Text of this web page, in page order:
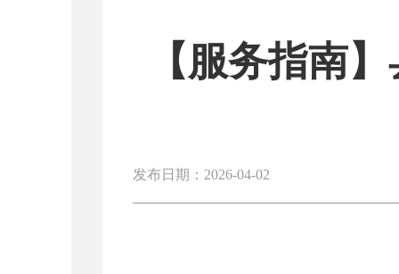
【服务指南
发布日期：2026-04-02